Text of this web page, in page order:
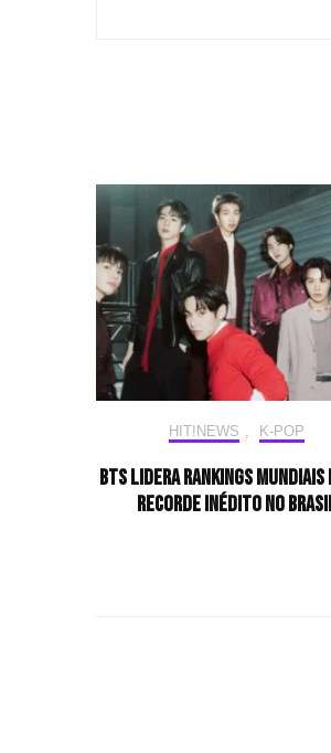
HIT!NEWS K-POP
BTS lidera rankings mundiais
recorde inédito no